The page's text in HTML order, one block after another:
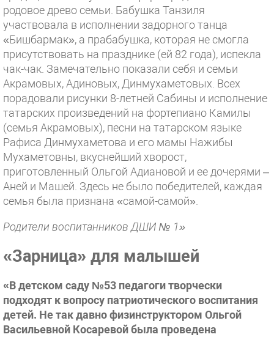
родовое древо семьи. Бабушка Танзиля
участвовала в исполнении задорного танца
«Бишбармак», а прабабушка, которая не смогла
присутствовать на празднике (ей 82 года), испекла
чак-чак. Замечательно показали себя и семьи
Акрамовых, Адиновых, Динмухаметовых. Всех
порадовали рисунки 8-летней Сабины и исполнение
татарских произведений на фортепиано Камилы
(семья Акрамовых), песни на татарском языке
Рафиса Динмухаметова и его мамы Нажибы
Мухаметовны, вкуснейший хворост,
приготовленный Ольгой Адиановой и ее дочерями –
Аней и Машей. Здесь не было победителей, каждая
семья была признана «самой-самой».
Родители воспитанников ДШИ № 1»
«Зарница» для малышей
«В детском саду №53 педагоги творчески
подходят к вопросу патриотического воспитания
детей. Не так давно физинструктором Ольгой
Васильевной Косаревой была проведена